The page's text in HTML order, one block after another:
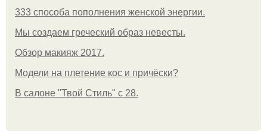
333 способа пополнения женской энергии.
Мы создаем греческий образ невесты.
Обзор макияж 2017.
Модели на плетение кос и причёски?
В салоне "Твой Стиль" с 28.